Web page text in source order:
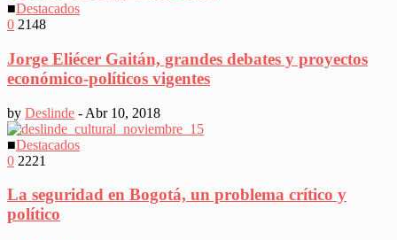
■Destacados
0 2148
Jorge Eliécer Gaitán, grandes debates y proyectos
económico-políticos vigentes
by Deslinde - Abr 10, 2018
■Destacados
0 2221
La seguridad en Bogotá, un problema crítico y
político